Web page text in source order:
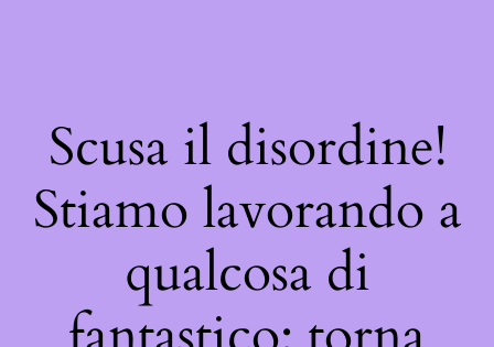
Scusa il disordine!
Stiamo lavorando a
qualcosa di